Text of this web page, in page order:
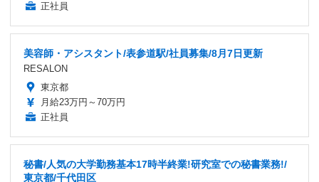
正社員
美容師・アシスタント/表参道駅/社員募集/8月7日更新
RESALON
東京都
月給23万円～70万円
正社員
秘書/人気の大学勤務基本17時半終業!研究室での秘書業務!/
東京都/千代田区